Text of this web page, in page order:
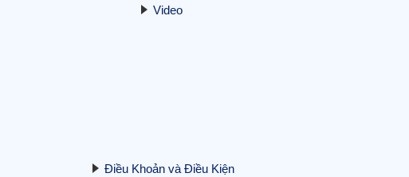
20/10/2025
Video
Điều Khoản và Điều Kiện